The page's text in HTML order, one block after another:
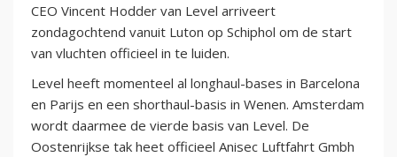
CEO Vincent Hodder van Level arriveert
zondagochtend vanuit Luton op Schiphol om de start
van vluchten officieel in te luiden.
Level heeft momenteel al longhaul-bases in Barcelona
en Parijs en een shorthaul-basis in Wenen. Amsterdam
wordt daarmee de vierde basis van Level. De
Oostenrijkse tak heet officieel Anisec Luftfahrt Gmbh